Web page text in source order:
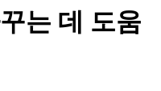
는 데 도움